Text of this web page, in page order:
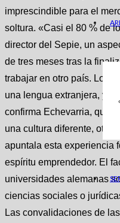
imprescindible para el
soltura. «Casi el 80 % de
director del Sepie, un
de tres meses tras la
trabajar en otro país. Los
una lengua extranjera, ya
confirma Echevarria, que
una cultura diferente, otro
apuntala esta experiencia
espíritu emprendedor. El
universidades alemanas
ciencias sociales o
Las convalidaciones de